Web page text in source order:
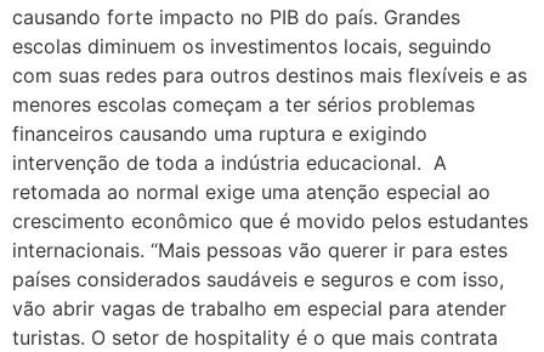
causando forte impacto no PIB do país. Grandes
escolas diminuem os investimentos locais, seguindo
com suas redes para outros destinos mais flexíveis e as
menores escolas começam a ter sérios problemas
financeiros causando uma ruptura e exigindo
intervenção de toda a indústria educacional. A
retomada ao normal exige uma atenção especial ao
crescimento econômico que é movido pelos estudantes
internacionais. “Mais pessoas vão querer ir para estes
países considerados saudáveis e seguros e com isso,
vão abrir vagas de trabalho em especial para atender
turistas. O setor de hospitality é o que mais contrata